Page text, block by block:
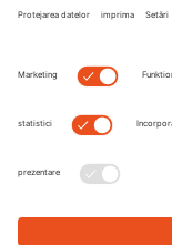
Recent Posts
RADARUL DE
NOU: Hoffmann